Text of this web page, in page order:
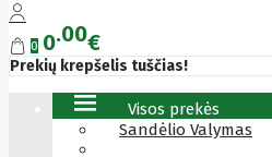
0 0 00€
Prekių krepšelis tuščias!
Visos prekės
Sandėlio Valymas